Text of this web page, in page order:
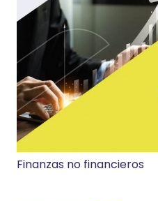
Finanzas no financieros